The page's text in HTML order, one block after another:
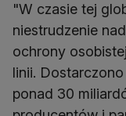
"W czasie tej
niestrudzenie
ochrony
linii.
ponad 30